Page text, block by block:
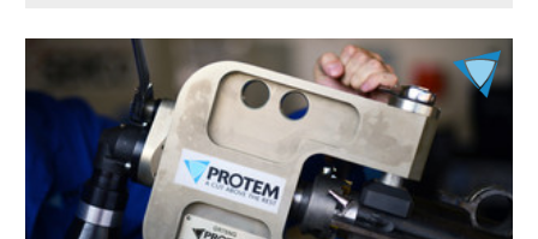
VER EL PRODUCTO